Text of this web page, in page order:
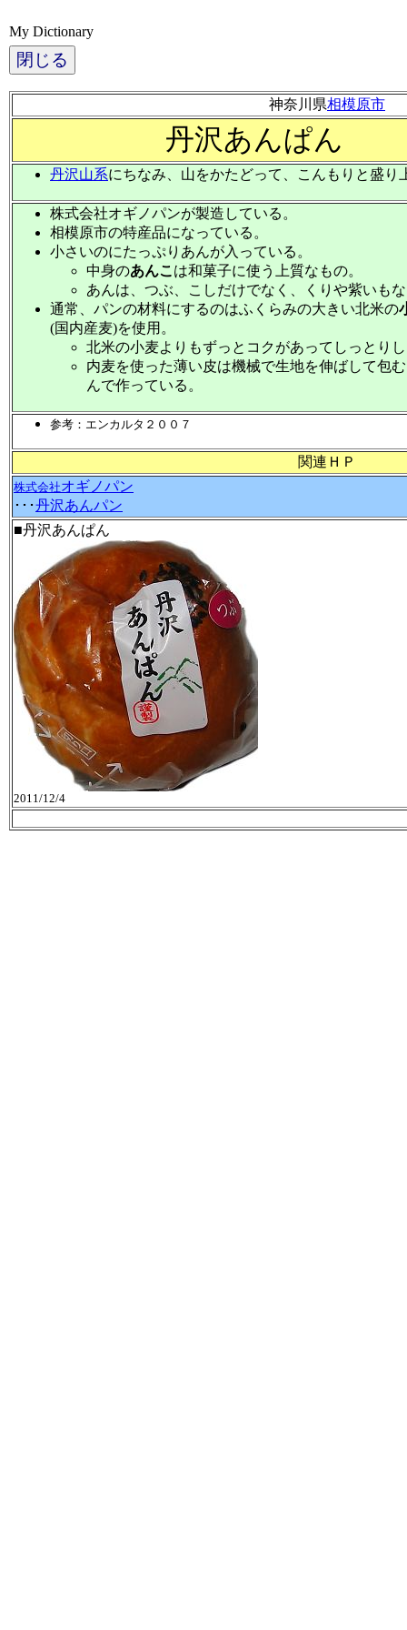
神奈川県相模原市
丹沢あんぱん
丹沢山系にちなみ、山をかたどって、こんもりと盛り
株式会社オギノパンが製造している。
相模原市の特産品になっている。
小さいのにたっぷりあんが入っている。
中身のあんこ は和菓子に使う上質なもの。
あんは、つぶ、こしだけでなく、くりや紫いも
通常、パンの材料にするのはふくらみの大きい北米の
(国内産麦)を使用。
北米の小麦よりもずっとコクがあってしっとり
内麦を使った薄い皮は機械で生地を伸ばして包
んで作っている。
参考：エンカルタ２００７
関連ＨＰ
株式会社オギノパン
･･･丹沢あんパン
■丹沢あんぱん
2011/12/4
My Dictionary
閉じる